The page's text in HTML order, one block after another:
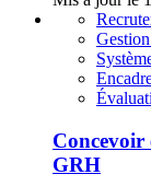
Concevoir
GRH